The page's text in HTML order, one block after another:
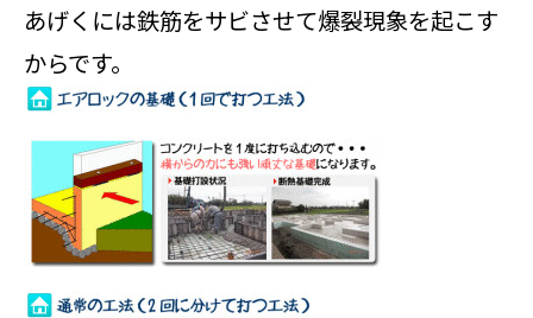
あげくには鉄筋をサビさせて爆裂現象を起こす
からです。